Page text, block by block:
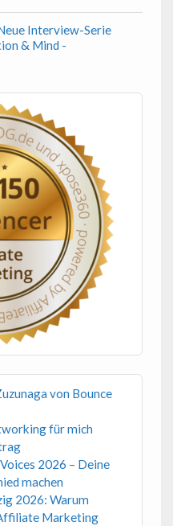
Interview-Serie
& Mind -
von Bounce
für mich
2026 – Deine
machen
2026: Warum
Marketing